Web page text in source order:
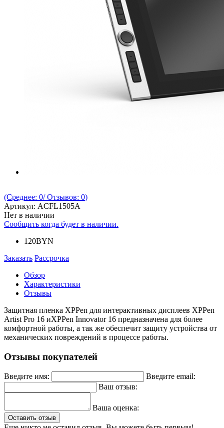
(Среднее: 0/ Отзывов: 0)
Артикул: ACFL1505A
Нет в наличии
Сообщить когда будет в наличии.
120BYN
Заказать Рассрочка
Обзор
Характеристики
Отзывы
Защитная пленка XPPen для интерактивных дисплеев XPPen
Artist Pro 16 иXPPen Innovator 16 предназначена для более
комфортной работы, а так же обеспечит защиту устройства от
механических повреждений в процессе работы.
Отзывы покупателей
Введите имя:
Введите email:
Ваш отзыв:
Ваша оценка:
Оставить отзыв